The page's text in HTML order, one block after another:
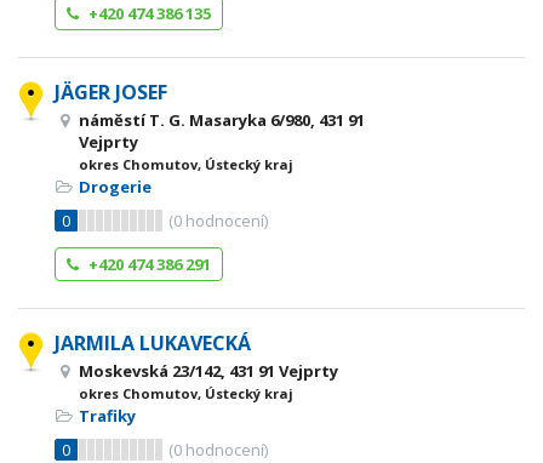
+420 474 386 135
JÄGER JOSEF
náměstí T. G. Masaryka 6/980, 431 91
Vejprty
okres Chomutov, Ústecký kraj
Drogerie
0
(0 hodnocení)
+420 474 386 291
JARMILA LUKAVECKÁ
Moskevská 23/142, 431 91 Vejprty
okres Chomutov, Ústecký kraj
Trafiky
0
(0 hodnocení)